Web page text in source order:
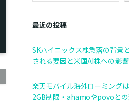
最近の投稿
SKハイニックス株急落の背景
される要因と米国AI株への影響
楽天モバイル海外ローミング
2GB制限・ahamoやpovoとの